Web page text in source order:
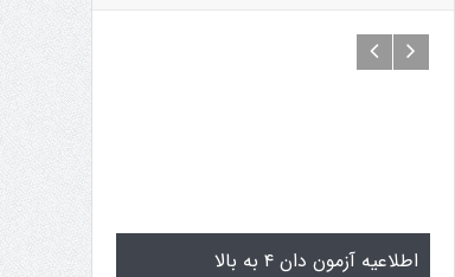
اطلاعیه آزمون دان ۴ به بالا سی گوگن یاماگوچی